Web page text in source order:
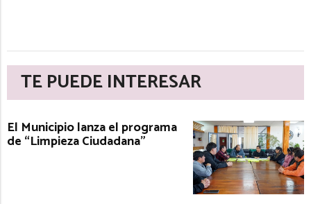
TE PUEDE INTERESAR
El Municipio lanza el programa
de “Limpieza Ciudadana”